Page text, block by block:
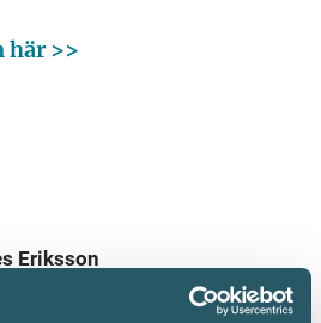
här >>
Eriksson
Srf konsulterna